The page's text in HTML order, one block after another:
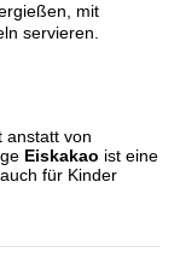
mit
servieren.
anstatt von
Eiskakao ist eine
für Kinder